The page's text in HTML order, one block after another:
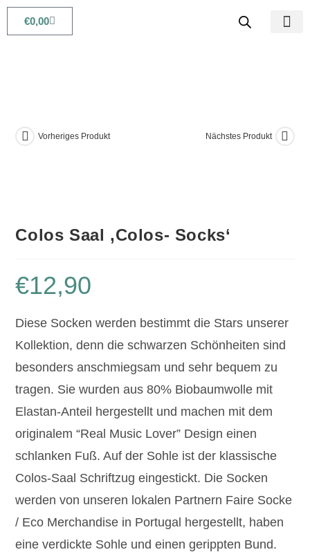
€0,00
Vorheriges Produkt Nächstes Produkt
Colos Saal ,Colos- Socks‘
€12,90
Diese Socken werden bestimmt die Stars unserer
Kollektion, denn die schwarzen Schönheiten sind
besonders anschmiegsam und sehr bequem zu
tragen. Sie wurden aus 80% Biobaumwolle mit
Elastan-Anteil hergestellt und machen mit dem
originalem “Real Music Lover” Design einen
schlanken Fuß. Auf der Sohle ist der klassische
Colos-Saal Schriftzug eingestickt. Die Socken
werden von unseren lokalen Partnern Faire Socke
/ Eco Merchandise in Portugal hergestellt, haben
eine verdickte Sohle und einen gerippten Bund.